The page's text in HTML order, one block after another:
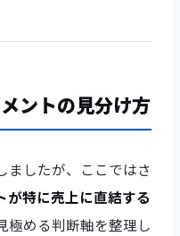
ントの見分け方
ましたが、ここではさ
が特に売上に直結する
極める判断軸を整理し